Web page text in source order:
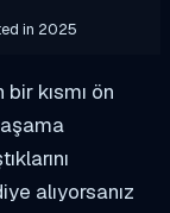
in 2025
kısmı ön
alıyorsanız